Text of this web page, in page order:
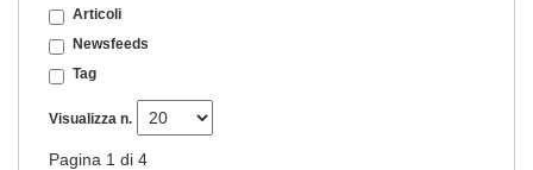
Articoli
Newsfeeds
Tag
Visualizza n.
Pagina 1 di 4